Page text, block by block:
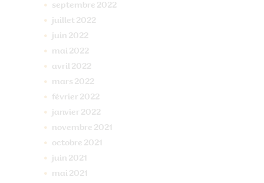
septembre 2022
juillet 2022
juin 2022
mai 2022
avril 2022
mars 2022
février 2022
janvier 2022
novembre 2021
octobre 2021
juin 2021
mai 2021